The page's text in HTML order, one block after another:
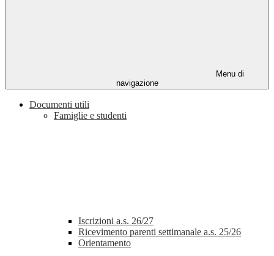
Menu di
navigazione
Documenti utili
Famiglie e studenti
Iscrizioni a.s. 26/27
Ricevimento parenti settimanale a.s. 25/26
Orientamento